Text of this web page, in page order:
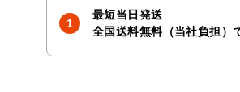
最短当日発送
全国送料無料（当社負担）